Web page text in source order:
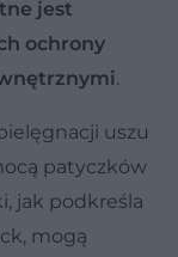
jest
ochrony
.
uszu
patyczków
jak podkreśla
mogą